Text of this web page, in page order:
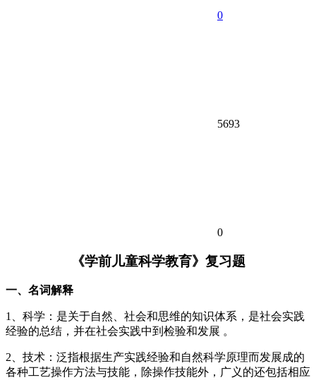
0
5693
0
《学前儿童科学教育》 复习题
一、名词解释
1、科学：是关于自然、社会和思维的知识体系，是社会实践
经验的总结，并在社会实践中到检验和发展 。
2、技术：泛指根据生产实践经验和自然科学原理而发展成的
各种工艺操作方法与技能，除操作技能外，广义的还包括相应